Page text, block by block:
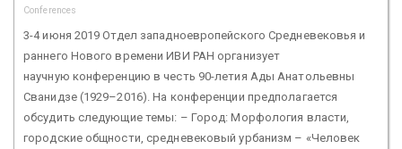
Conferences
3-4 июня 2019 Отдел западноевропейского Средневековья и
раннего Нового времени ИВИ РАН организует
научную конференцию в честь 90-летия Ады Анатольевны
Сванидзе (1929–2016). На конференции предполагается
обсудить следующие темы: – Город: Морфология власти,
городские общности, средневековый урбанизм – «Человек